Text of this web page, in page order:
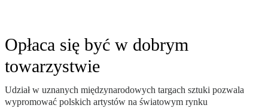
Opłaca się być w dobrym
towarzystwie
Udział w uznanych międzynarodowych targach sztuki pozwala
wypromować polskich artystów na światowym rynku